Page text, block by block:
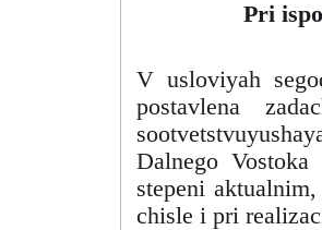
Pri
V usloviyah
postavlena
Dalnego
stepeni
chisle i pri